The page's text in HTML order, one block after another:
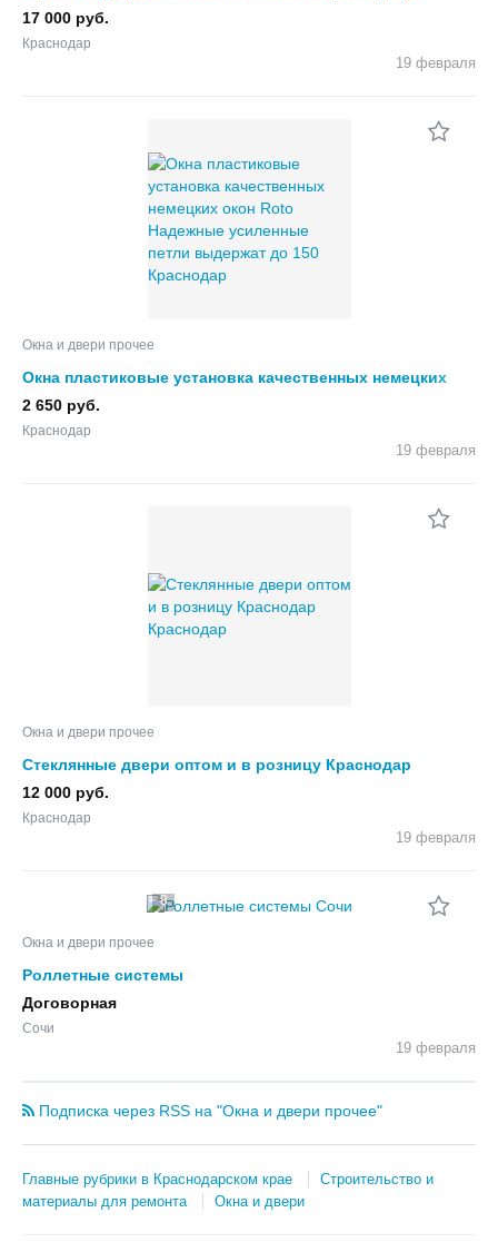
17 000 руб.
Краснодар
19 февраля
Окна и двери прочее
Окна пластиковые установка качественных немецких
окон Roto Надежные усиленные петли выдержат до 150
2 650 руб.
Краснодар
19 февраля
Окна и двери прочее
Стеклянные двери оптом и в розницу Краснодар
12 000 руб.
Краснодар
19 февраля
8
Окна и двери прочее
Роллетные системы
Договорная
Сочи
19 февраля
Подписка через RSS на "Окна и двери прочее"
Главные рубрики в Краснодарском крае
Строительство и
материалы для ремонта
Окна и двери